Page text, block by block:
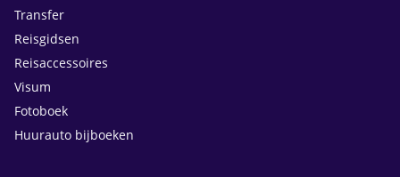
Transfer
Reisgidsen
Reisaccessoires
Visum
Fotoboek
Huurauto bijboeken